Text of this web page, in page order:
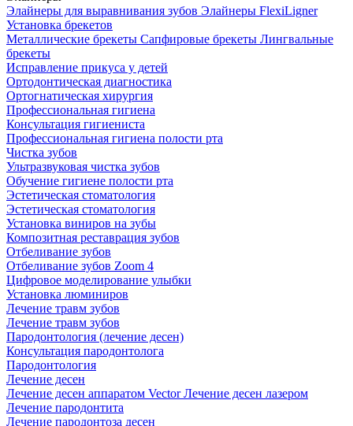
Элайнеры для выравнивания зубов Элайнеры FlexiLigner
Установка брекетов
Металлические брекеты Сапфировые брекеты Лингвальные
брекеты
Исправление прикуса у детей
Ортодонтическая диагностика
Ортогнатическая хирургия
Профессиональная гигиена
Консультация гигиениста
Профессиональная гигиена полости рта
Чистка зубов
Ультразвуковая чистка зубов
Обучение гигиене полости рта
Эстетическая стоматология
Эстетическая стоматология
Установка виниров на зубы
Композитная реставрация зубов
Отбеливание зубов
Отбеливание зубов Zoom 4
Цифровое моделирование улыбки
Установка люминиров
Лечение травм зубов
Лечение травм зубов
Пародонтология (лечение десен)
Консультация пародонтолога
Пародонтология
Лечение десен
Лечение десен аппаратом VectorЛечение десен лазером
Лечение пародонтита
Лечение пародонтоза десен